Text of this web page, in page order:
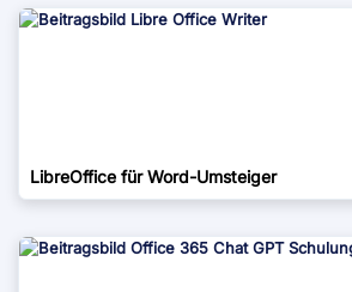
LibreOffice für Word-Umsteiger